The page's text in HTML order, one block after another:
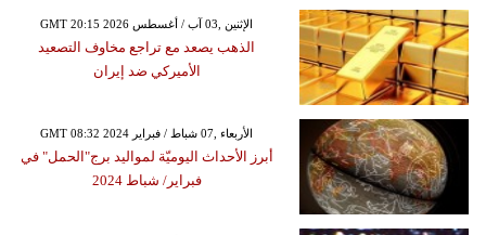
GMT 20:15 2026 الإثنين ,03 آب / أغسطس
الذهب يصعد مع تراجع مخاوف التصعيد
الأميركي ضد إيران
GMT 08:32 2024 الأربعاء ,07 شباط / فبراير
أبرز الأحداث اليوميّة لمواليد برج"الحمل" في
فبراير/ شباط 2024